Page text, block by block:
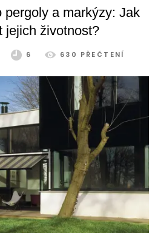
pergoly a markýzy: Jak
jejich životnost?
6 630 PŘEČTENÍ